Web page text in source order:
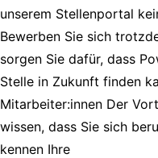
unserem Stellenportal
Bewerben Sie sich
sorgen Sie dafür, dass
Stelle in Zukunft finden
Mitarbeiter:innen Der
wissen, dass Sie sich
kennen Ihre